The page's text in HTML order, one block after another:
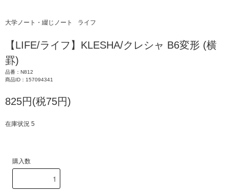
大学ノート・綴じノート ライフ
【LIFE/ライフ】KLESHA/クレシャ B6変形 (横
罫)
品番：N812
商品ID：157094341
825円(税75円)
在庫状況 5
購入数